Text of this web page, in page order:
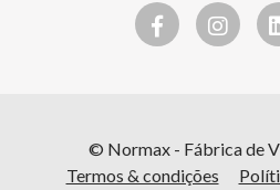
© Normax - Fábrica de
Termos & condições